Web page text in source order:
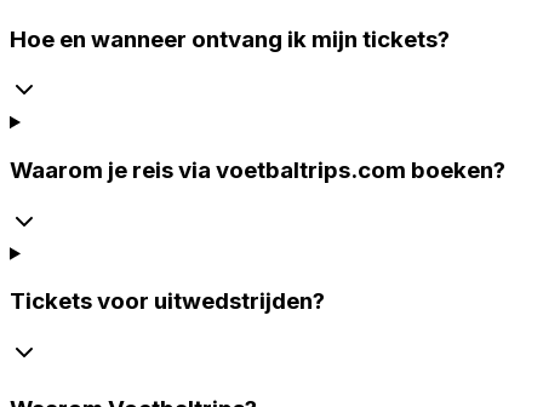
Hoe en wanneer ontvang ik mijn tickets?
Waarom je reis via voetbaltrips.com boeken?
Tickets voor uitwedstrijden?